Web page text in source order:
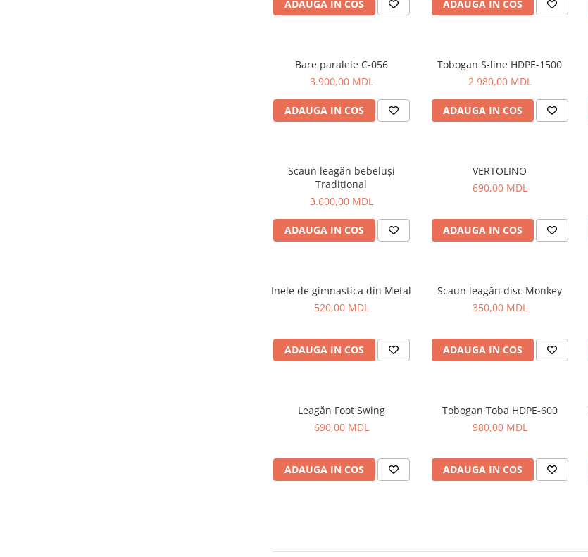
ADAUGA IN COS ADAUGA IN COS
Bare paralele C-056
3.900,00 MDL
ADAUGA IN COS
Tobogan S-line HDPE-1500
2.980,00 MDL
ADAUGA IN COS
Scaun leagăn bebeluși
Tradițional
3.600,00 MDL
ADAUGA IN COS
VERTOLINO
690,00 MDL
ADAUGA IN COS
Inele de gimnastica din Metal
520,00 MDL
ADAUGA IN COS
Scaun leagăn disc Monkey
350,00 MDL
ADAUGA IN COS
Leagăn Foot Swing
690,00 MDL
ADAUGA IN COS
Tobogan Toba HDPE-600
980,00 MDL
ADAUGA IN COS